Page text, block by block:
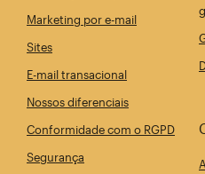
Marketing por e-mail
Sites
E-mail transacional
Nossos diferenciais
Conformidade com o RGPD
Segurança